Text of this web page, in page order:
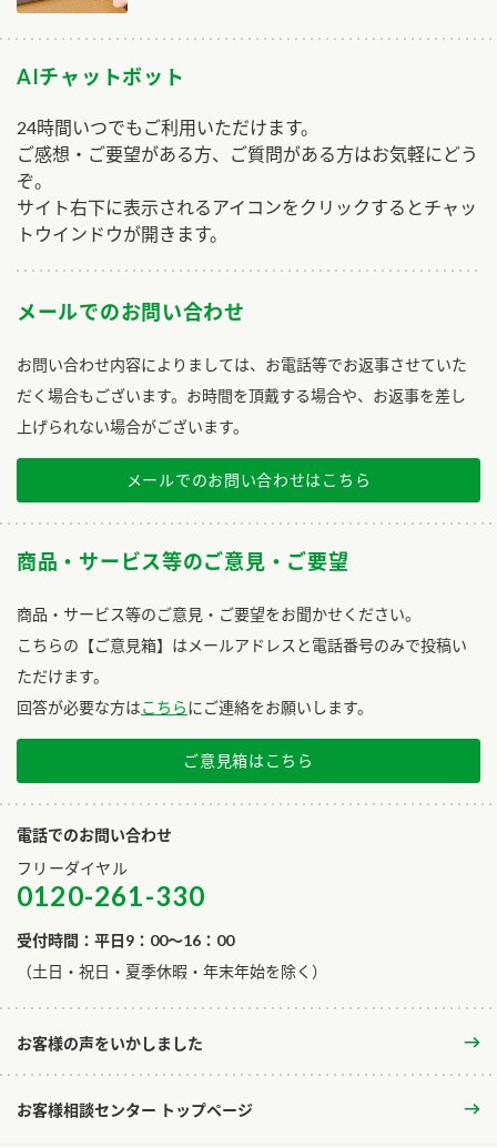
AIチャットボット
24時間いつでもご利用いただけます。
ご感想・ご要望がある方、ご質問がある方はお気軽にどう
ぞ。
サイト右下に表示されるアイコンをクリックするとチャッ
トウインドウが開きます。
メールでのお問い合わせ
お問い合わせ内容によりましては、お電話等でお返事させていた
だく場合もございます。お時間を頂戴する場合や、お返事を差し
上げられない場合がございます。
メールでのお問い合わせはこちら
商品・サービス等のご意見・ご要望
商品・サービス等のご意見・ご要望をお聞かせください。
こちらの【ご意見箱】はメールアドレスと電話番号のみで投稿い
ただけます。
回答が必要な方はこちらにご連絡をお願いします。
ご意見箱はこちら
電話でのお問い合わせ
フリーダイヤル
0120-261-330
受付時間：平日9：00～16：00
​（土日・祝日・夏季休暇・年末年始を除く）
お客様の声をいかしました
お客様相談センター トップページ